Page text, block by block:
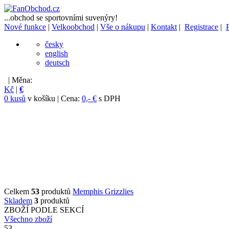
...obchod se sportovními suvenýry!
Nové funkce | Velkoobchod | Vše o nákupu | Kontakt | Registrace |
česky
english
deutsch
| Měna:
Kč | €
0 kusů v košíku | Cena: 0,- € s DPH
Celkem 53 produktů Memphis Grizzlies
Skladem 3 produktů
ZBOŽÍ PODLE SEKCÍ
Všechno zboží